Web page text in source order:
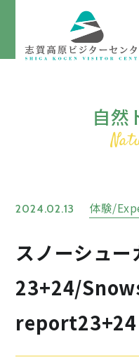
自然
2024.02.13 体験/
スノーシュー
23+24/
report23+24